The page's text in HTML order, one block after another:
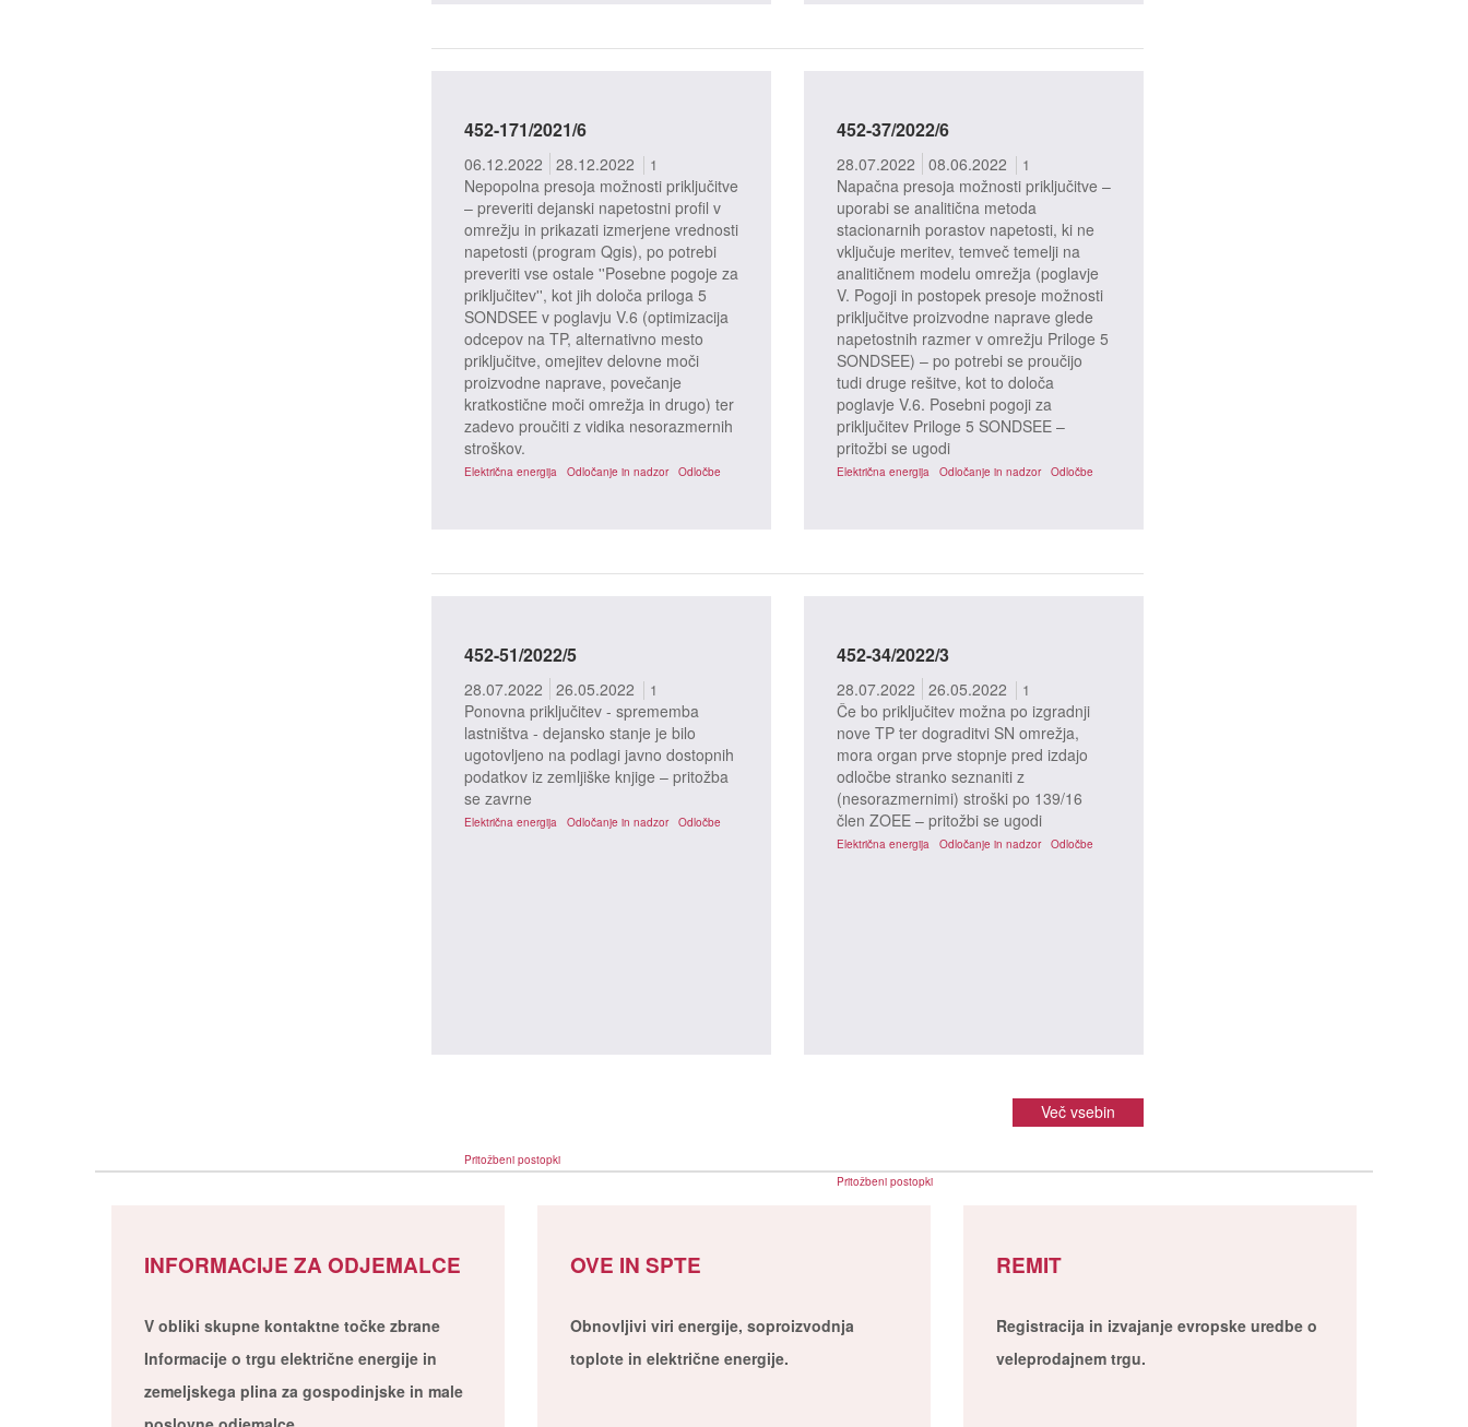
Pritožbeni postopki
Pritožbeni postopki
452-171/2021/6
06.12.2022 28.12.2022 1
Nepopolna presoja možnosti priključitve
– preveriti dejanski napetostni profil v
omrežju in prikazati izmerjene vrednosti
napetosti (program Qgis), po potrebi
preveriti vse ostale ''Posebne pogoje za
priključitev'', kot jih določa priloga 5
SONDSEE v poglavju V.6 (optimizacija
odcepov na TP, alternativno mesto
priključitve, omejitev delovne moči
proizvodne naprave, povečanje
kratkostične moči omrežja in drugo) ter
zadevo proučiti z vidika nesorazmernih
stroškov.
Električna energija Odločanje in nadzor Odločbe
Pritožbeni postopki
452-37/2022/6
28.07.2022 08.06.2022 1
Napačna presoja možnosti priključitve –
uporabi se analitična metoda
stacionarnih porastov napetosti, ki ne
vključuje meritev, temveč temelji na
analitičnem modelu omrežja (poglavje
V. Pogoji in postopek presoje možnosti
priključitve proizvodne naprave glede
napetostnih razmer v omrežju Priloge 5
SONDSEE) – po potrebi se proučijo
tudi druge rešitve, kot to določa
poglavje V.6. Posebni pogoji za
priključitev Priloge 5 SONDSEE –
pritožbi se ugodi
Električna energija Odločanje in nadzor Odločbe
Pritožbeni postopki
452-51/2022/5
28.07.2022 26.05.2022 1
Ponovna priključitev - sprememba
lastništva - dejansko stanje je bilo
ugotovljeno na podlagi javno dostopnih
podatkov iz zemljiške knjige – pritožba
se zavrne
Električna energija Odločanje in nadzor Odločbe
Pritožbeni postopki
452-34/2022/3
28.07.2022 26.05.2022 1
Če bo priključitev možna po izgradnji
nove TP ter dograditvi SN omrežja,
mora organ prve stopnje pred izdajo
odločbe stranko seznaniti z
(nesorazmernimi) stroški po 139/16
člen ZOEE – pritožbi se ugodi
Električna energija Odločanje in nadzor Odločbe
Pritožbeni postopki
Več vsebin
INFORMACIJE ZA ODJEMALCE
V obliki skupne kontaktne točke zbrane
Informacije o trgu električne energije in
zemeljskega plina za gospodinjske in male
OVE IN SPTE
Obnovljivi viri energije, soproizvodnja
toplote in električne energije.
REMIT
Registracija in izvajanje evropske uredbe o
veleprodajnem trgu.